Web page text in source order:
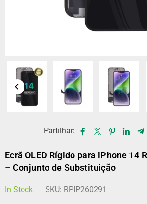
Partilhar:
Ecrã OLED Rígido para iPhone 14
– Conjunto de Substituição
In Stock SKU: RPIP260291